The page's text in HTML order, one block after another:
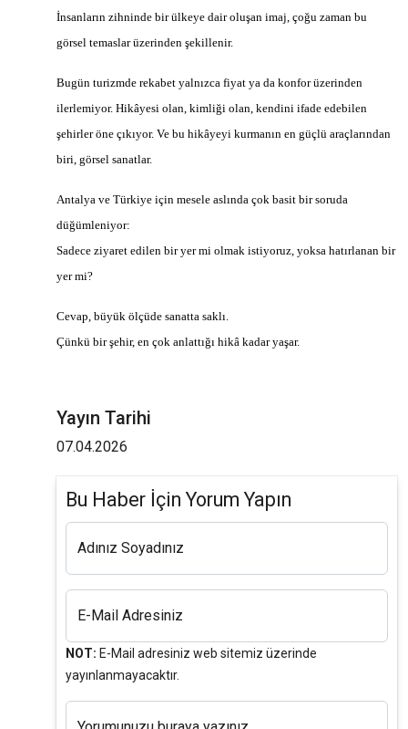
İnsanların zihninde bir ülkeye dair oluşan imaj, çoğu zaman bu
görsel temaslar üzerinden şekillenir.
Bugün turizmde rekabet yalnızca fiyat ya da konfor üzerinden
ilerlemiyor. Hikâyesi olan, kimliği olan, kendini ifade edebilen
şehirler öne çıkıyor. Ve bu hikâyeyi kurmanın en güçlü araçlarından
biri, görsel sanatlar.
Antalya ve Türkiye için mesele aslında çok basit bir soruda
düğümleniyor:
Sadece ziyaret edilen bir yer mi olmak istiyoruz, yoksa hatırlanan bir
yer mi?
Cevap, büyük ölçüde sanatta saklı.
Çünkü bir şehir, en çok anlattığı hikâ kadar yaşar.
Yayın Tarihi
07.04.2026
Bu Haber İçin Yorum Yapın
Adınız Soyadınız
E-Mail Adresiniz
NOT: E-Mail adresiniz web sitemiz üzerinde
yayınlanmayacaktır.